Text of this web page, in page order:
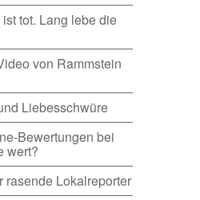
tot. Lang lebe die
von Rammstein
Liebesschwüre
Bewertungen bei
wert?
rasende Lokalreporter